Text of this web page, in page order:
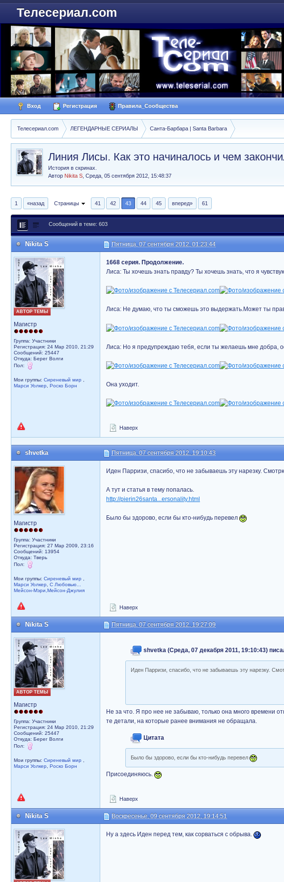
Телесериал.com
Вход Регистрация Правила_Сообщества
Телесериал.com ЛЕГЕНДАРНЫЕ СЕРИАЛЫ Санта-Барбара | Santa Barbara
Линия Лисы. Как это начиналось и чем
История в скринах.
Автор Nikita S Среда, 05 сентября 2012, 15:48:37
1 «назад Страницы 41 42 43 44 45 вперед» 61
Сообщений в теме: 603
Nikita S Пятница, 07 сентября 2012, 01:23:44
АВТОР ТЕМЫ
Магистр
Группа: Участники
Регистрация: 24 Мар 2010, 21:29
Сообщений: 25447
Откуда: Берег Волги
Пол:
Мои группы: Сиреневый мир
Марси Уолкер
Роско Борн
1668 серия. Продолжение.
Лиса: Ты хочешь знать правду? Ты хочешь знать, что я
Лиса: Не думаю, что ты сможешь это выдержать.Может ты
Лиса: Но я предупреждаю тебя, если ты желаешь мне добра,
Она уходит.
Наверх
shvetka Пятница, 07 сентября 2012, 19:10:43
Магистр
Группа: Участники
Регистрация: 27 Мар 2009, 23:16
Сообщений: 13954
Откуда: Тверь
Пол:
Мои группы: Сиреневый мир ,
Марси Уолкер, С Любовью...
Мейсон-Мэри,Мейсон-Джулия
Иден Парризи, спасибо, что не забываешь эту нарезку.
А тут и статья в тему попалась.
http://pierin26santa...ersonality.html
Было бы здорово, если бы кто-нибудь перевел
Наверх
Nikita S Пятница, 07 сентября 2012, 19:27:09
АВТОР ТЕМЫ
Магистр
Группа: Участники
Регистрация: 24 Мар 2010, 21:29
Сообщений: 25447
Откуда: Берег Волги
Пол:
Мои группы: Сиреневый мир ,
Марси Уолкер, Роско Борн
shvetka (Среда, 07 декабря 2011, 19:10:43)
Иден Парризи, спасибо, что не забываешь эту нарезку.
Не за что. Я про нее не забываю, только она много времени
те детали, на которые ранее внимания не обращала.
Цитата
Было бы здорово, если бы кто-нибудь перевел
Присоединяюсь.
Наверх
Nikita S Воскресенье, 09 сентября 2012, 19:14:51
Ну а здесь Иден перед тем, как сорваться с обрыва.